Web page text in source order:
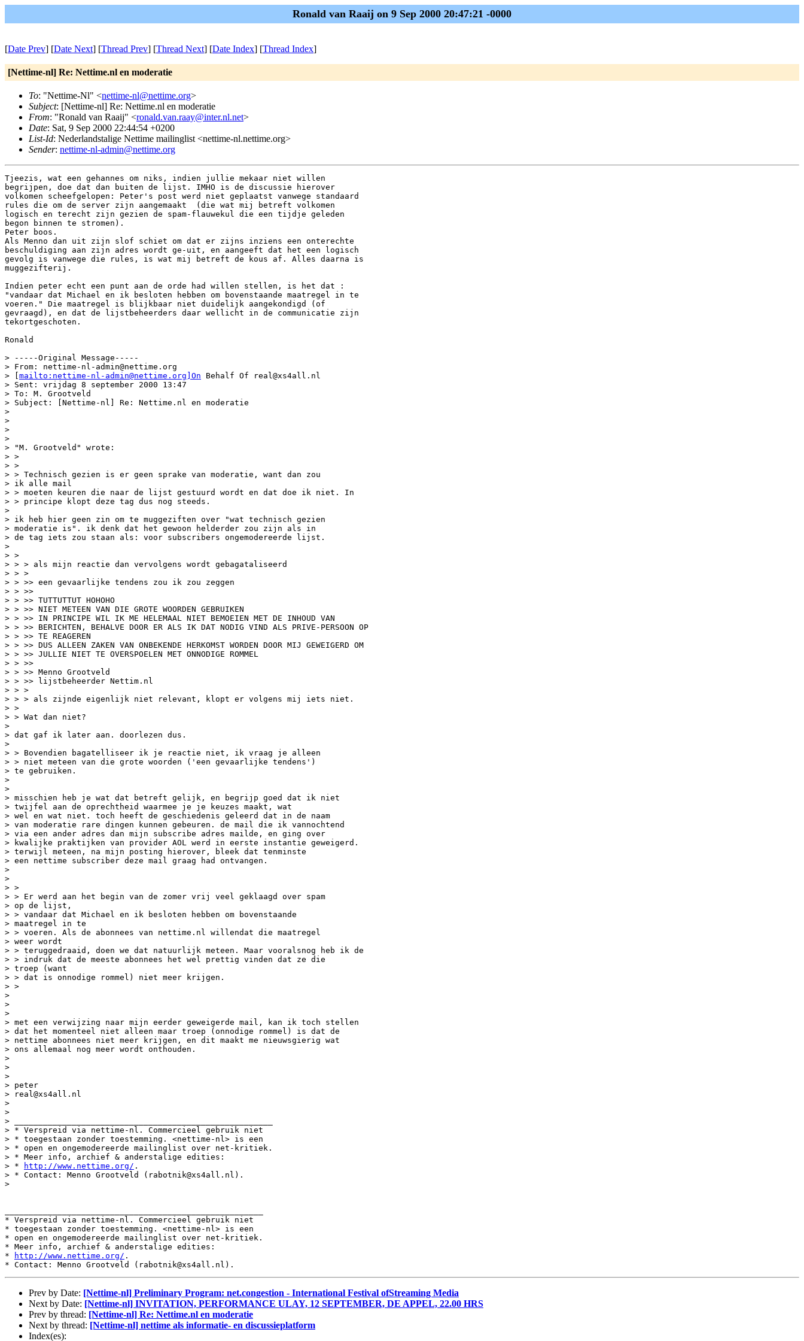
Ronald van Raaij on 9 Sep 2000 20:47:21 -0000
[Date Prev] [Date Next] [Thread Prev] [Thread Next] [Date Index] [Thread Index]
[Nettime-nl] Re: Nettime.nl en moderatie
To: "Nettime-Nl" <nettime-nl@nettime.org>
Subject: [Nettime-nl] Re: Nettime.nl en moderatie
From: "Ronald van Raaij" <ronald.van.raay@inter.nl.net>
Date: Sat, 9 Sep 2000 22:44:54 +0200
List-Id: Nederlandstalige Nettime mailinglist <nettime-nl.nettime.org>
Sender: nettime-nl-admin@nettime.org
Tjeezis, wat een gehannes om niks, indien jullie mekaar niet willen
begrijpen, doe dat dan buiten de lijst. IMHO is de discussie hierover
volkomen scheefgelopen: Peter's post werd niet geplaatst vanwege standaard
rules die om de server zijn aangemaakt  (die wat mij betreft volkomen
logisch en terecht zijn gezien de spam-flauwekul die een tijdje geleden
begon binnen te stromen).
Peter boos.
Als Menno dan uit zijn slof schiet om dat er zijns inziens een onterechte
beschuldiging aan zijn adres wordt ge-uit, en aangeeft dat het een logisch
gevolg is vanwege die rules, is wat mij betreft de kous af. Alles daarna is
muggezifterij.
Indien peter echt een punt aan de orde had willen stellen, is het dat :
"vandaar dat Michael en ik besloten hebben om bovenstaande maatregel in te
voeren." Die maatregel is blijkbaar niet duidelijk aangekondigd (of
gevraagd), en dat de lijstbeheerders daar wellicht in de communicatie zijn
tekortgeschoten.
Ronald
> -----Original Message-----
> From: nettime-nl-admin@nettime.org
> [ mailto:nettime-nl-admin@nettime.org]On Behalf Of real@xs4all.nl
> Sent: vrijdag 8 september 2000 13:47
> To: M. Grootveld
> Subject: [Nettime-nl] Re: Nettime.nl en moderatie
>
>
>
>
> "M. Grootveld" wrote:
> >
> >
> > Technisch gezien is er geen sprake van moderatie, want dan zou
> ik alle mail
> > moeten keuren die naar de lijst gestuurd wordt en dat doe ik niet. In
> > principe klopt deze tag dus nog steeds.
>
> ik heb hier geen zin om te muggeziften over "wat technisch gezien
> moderatie is". ik denk dat het gewoon helderder zou zijn als in
> de tag iets zou staan als: voor subscribers ongemodereerde lijst.
>
> >
> > > als mijn reactie dan vervolgens wordt gebagataliseerd
> > >
> > >> een gevaarlijke tendens zou ik zou zeggen
> > >>
> > >> TUTTUTTUT HOHOHO
> > >> NIET METEEN VAN DIE GROTE WOORDEN GEBRUIKEN
> > >> IN PRINCIPE WIL IK ME HELEMAAL NIET BEMOEIEN MET DE INHOUD VAN
> > >> BERICHTEN, BEHALVE DOOR ER ALS IK DAT NODIG VIND ALS PRIVE-PERSOON OP
> > >> TE REAGEREN
> > >> DUS ALLEEN ZAKEN VAN ONBEKENDE HERKOMST WORDEN DOOR MIJ GEWEIGERD OM
> > >> JULLIE NIET TE OVERSPOELEN MET ONNODIGE ROMMEL
> > >>
> > >> Menno Grootveld
> > >> lijstbeheerder Nettim.nl
> > >
> > > als zijnde eigenlijk niet relevant, klopt er volgens mij iets niet.
> >
> > Wat dan niet?
>
> dat gaf ik later aan. doorlezen dus.
>
> > Bovendien bagatelliseer ik je reactie niet, ik vraag je alleen
> > niet meteen van die grote woorden ('een gevaarlijke tendens')
> te gebruiken.
>
>
> misschien heb je wat dat betreft gelijk, en begrijp goed dat ik niet
> twijfel aan de oprechtheid waarmee je je keuzes maakt, wat
> wel en wat niet. toch heeft de geschiedenis geleerd dat in de naam
> van moderatie rare dingen kunnen gebeuren. de mail die ik vannochtend
> via een ander adres dan mijn subscribe adres mailde, en ging over
> kwalijke praktijken van provider AOL werd in eerste instantie geweigerd.
> terwijl meteen, na mijn posting hierover, bleek dat tenminste
> een nettime subscriber deze mail graag had ontvangen.
>
>
> >
> > Er werd aan het begin van de zomer vrij veel geklaagd over spam
> op de lijst,
> > vandaar dat Michael en ik besloten hebben om bovenstaande
> maatregel in te
> > voeren. Als de abonnees van nettime.nl willendat die maatregel
> weer wordt
> > teruggedraaid, doen we dat natuurlijk meteen. Maar vooralsnog heb ik de
> > indruk dat de meeste abonnees het wel prettig vinden dat ze die
> troep (want
> > dat is onnodige rommel) niet meer krijgen.
> >
>
>
>
> met een verwijzing naar mijn eerder geweigerde mail, kan ik toch stellen
> dat het momenteel niet alleen maar troep (onnodige rommel) is dat de
> nettime abonnees niet meer krijgen, en dit maakt me nieuwsgierig wat
> ons allemaal nog meer wordt onthouden.
>
>
>
> peter
> real@xs4all.nl
>
>
> ______________________________________________________
> * Verspreid via nettime-nl. Commercieel gebruik niet
> * toegestaan zonder toestemming. <nettime-nl> is een
> * open en ongemodereerde mailinglist over net-kritiek.
> * Meer info, archief & anderstalige edities:
> *
http://www.nettime.org/ .
> * Contact: Menno Grootveld (rabotnik@xs4all.nl).
>
* Verspreid via nettime-nl. Commercieel gebruik niet
* toegestaan zonder toestemming. <nettime-nl> is een
* open en ongemodereerde mailinglist over net-kritiek.
* Meer info, archief & anderstalige edities:
*
http://www.nettime.org/ .
Prev by Date: [Nettime-nl] Preliminary Program: net.congestion - International Festival ofStreaming Media
Next by Date: [Nettime-nl] INVITATION, PERFORMANCE ULAY, 12 SEPTEMBER, DE APPEL, 22.00 HRS
Prev by thread: [Nettime-nl] Re: Nettime.nl en moderatie
Next by thread: [Nettime-nl] nettime als informatie- en discussieplatform
Index(es):